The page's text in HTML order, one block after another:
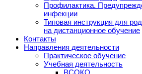
Профилактика.
инфекции
Типовая инструкция для
на дистанционное обучение
Контакты
Направления деятельности
Практическое обучение
Учебная деятельность
ВСОКО